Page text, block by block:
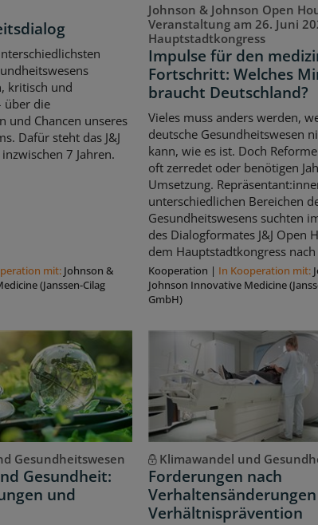
kritisch und
über die
und Chancen unseres
Dafür steht das J&J
7 Jahren.
mit: Johnson &
(Janssen-Cilag
Johnson & Johnson Open
Veranstaltung am 26. Juni
Hauptstadtkongress
Impulse für den
Fortschritt: Welches
braucht Deutschland?
Vieles muss anders werden,
deutsche Gesundheitswesen
kann, wie es ist. Doch
oft zerredet oder benötigen
Umsetzung.
unterschiedlichen Bereichen
Gesundheitswesens suchten
des Dialogformates J&J Open
dem Hauptstadtkongress nach
Kooperation | In Kooperation mit:
Johnson Innovative Medicine
GmbH)
Gesundheitswesen
Gesundheit:
und
Klimawandel und
Forderungen nach
Verhältnisprävention